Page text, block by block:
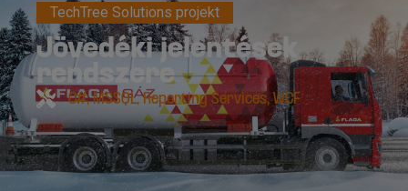
TechTree Solutions projekt
Jövedéki jelentések
rendszere
C#,MSSQL,Reporting Services,WCF